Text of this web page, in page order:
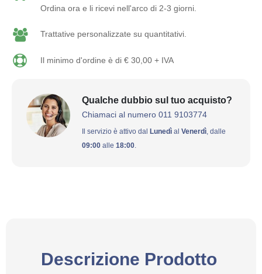
Ordina ora e li ricevi nell'arco di 2-3 giorni.
Trattative personalizzate su quantitativi.
Il minimo d'ordine è di € 30,00 + IVA
Qualche dubbio sul tuo acquisto?
Chiamaci al numero 011 9103774
Il servizio è attivo dal Lunedì al Venerdì, dalle
09:00 alle 18:00.
Descrizione Prodotto